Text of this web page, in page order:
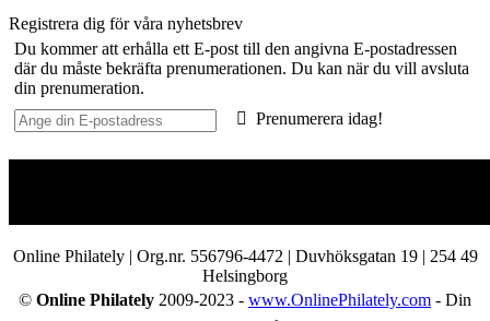
Registrera dig för våra nyhetsbrev
Du kommer att erhålla ett E-post till den angivna E-postadressen
där du måste bekräfta prenumerationen. Du kan när du vill avsluta
din prenumeration.
Prenumerera idag!
Online Philately | Org.nr. 556796-4472 | Duvhöksgatan 19 | 254 49
Helsingborg
© Online Philately 2009-2023 - www.OnlinePhilately.com - Din